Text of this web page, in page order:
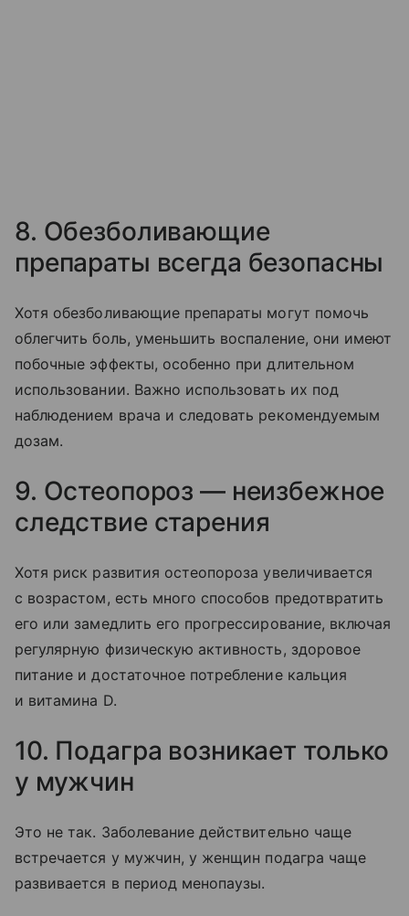
8. Обезболивающие
препараты всегда безопасны
Хотя обезболивающие препараты могут помочь
облегчить боль, уменьшить воспаление, они имеют
побочные эффекты, особенно при длительном
использовании. Важно использовать их под
наблюдением врача и следовать рекомендуемым
дозам.
9. Остеопороз — неизбежное
следствие старения
Хотя риск развития остеопороза увеличивается
с возрастом, есть много способов предотвратить
его или замедлить его прогрессирование, включая
регулярную физическую активность, здоровое
питание и достаточное потребление кальция
и витамина D.
10. Подагра возникает только
у мужчин
Это не так. Заболевание действительно чаще
встречается у мужчин, у женщин подагра чаще
развивается в период менопаузы.